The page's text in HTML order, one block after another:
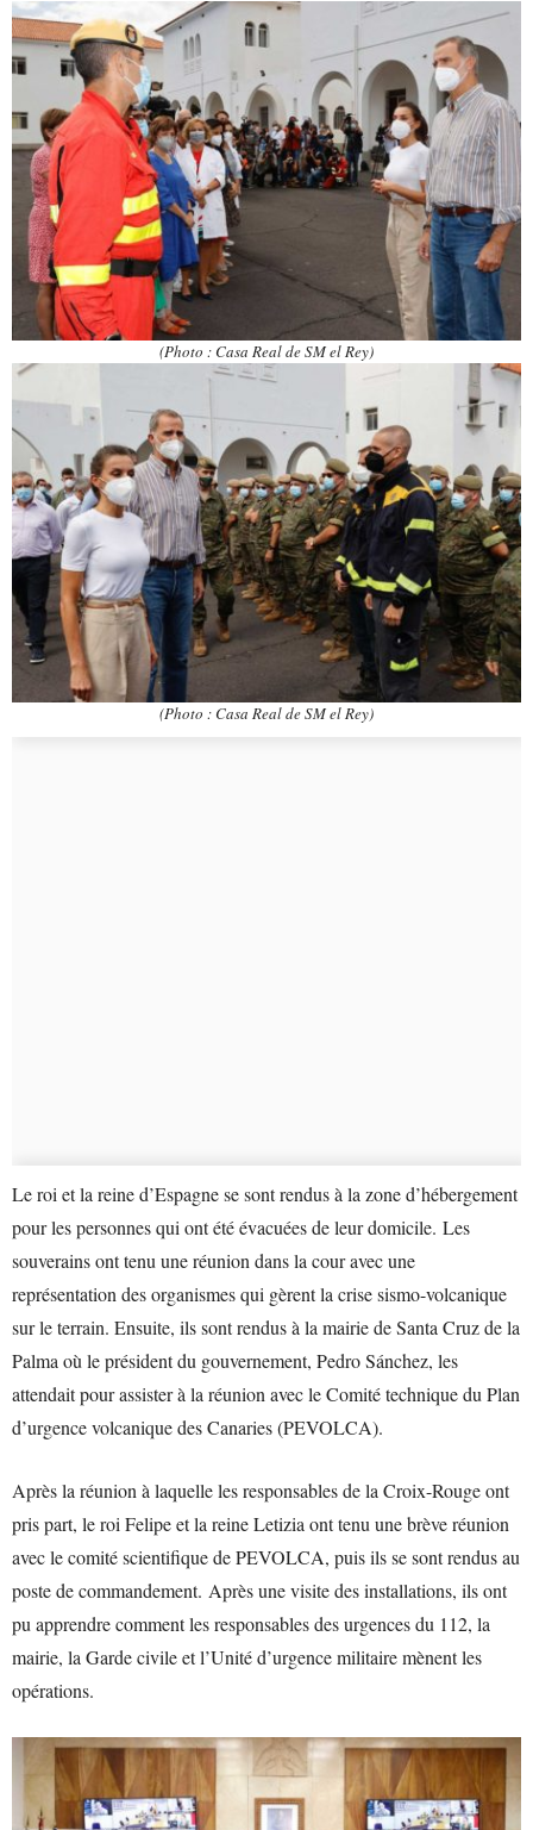
(Photo : Casa Real de SM el Rey)
(Photo : Casa Real de SM el Rey)
Le roi et la reine d’Espagne se sont rendus à la zone d’hébergement
pour les personnes qui ont été évacuées de leur domicile. Les
souverains ont tenu une réunion dans la cour avec une
représentation des organismes qui gèrent la crise sismo-volcanique
sur le terrain. Ensuite, ils sont rendus à la mairie de Santa Cruz de la
Palma où le président du gouvernement, Pedro Sánchez, les
attendait pour assister à la réunion avec le Comité technique du Plan
d’urgence volcanique des Canaries (PEVOLCA).
Après la réunion à laquelle les responsables de la Croix-Rouge ont
pris part, le roi Felipe et la reine Letizia ont tenu une brève réunion
avec le comité scientifique de PEVOLCA, puis ils se sont rendus au
poste de commandement. Après une visite des installations, ils ont
pu apprendre comment les responsables des urgences du 112, la
mairie, la Garde civile et l’Unité d’urgence militaire mènent les
opérations.